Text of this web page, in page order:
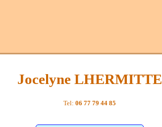
Jocelyne LHERMITTE
Tel: 06 77 79 44 85